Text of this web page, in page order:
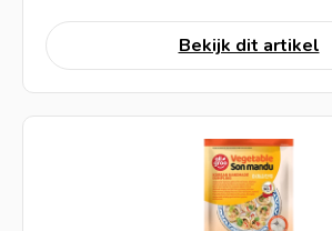
Bekijk dit artikel